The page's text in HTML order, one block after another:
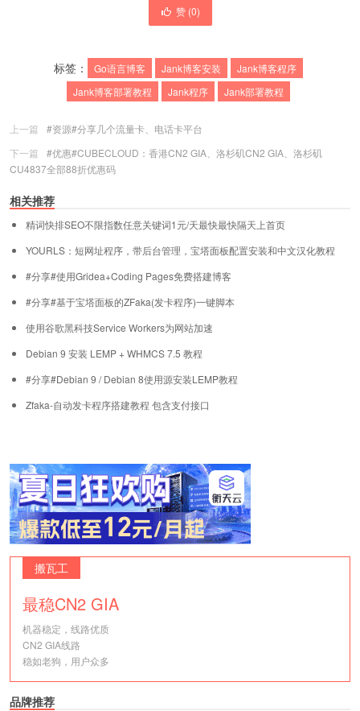
赞 (0)
标签： Go语言博客 Jank博客安装
Jank博客程序
Jank博客部署教程
Jank程序 Jank部署教程
上一篇
#资源#分享几个流量卡、电话卡平台
下一篇
#优惠#CUBECLOUD：香港CN2 GIA、洛杉矶CN2 GIA、洛杉矶
CU4837全部88折优惠码
相关推荐
精词快排SEO不限指数任意关键词1元/天最快最快隔天上首页
YOURLS：短网址程序，带后台管理，宝塔面板配置安装和中文汉化教程
#分享#使用Gridea+Coding Pages免费搭建博客
#分享#基于宝塔面板的ZFaka(发卡程序)一键脚本
使用谷歌黑科技Service Workers为网站加速
Debian 9 安装 LEMP + WHMCS 7.5 教程
#分享#Debian 9 / Debian 8使用源安装LEMP教程
Zfaka-自动发卡程序搭建教程 包含支付接口
搬瓦工
最稳CN2 GIA
机器稳定，线路优质
CN2 GIA线路
稳如老狗，用户众多
品牌推荐